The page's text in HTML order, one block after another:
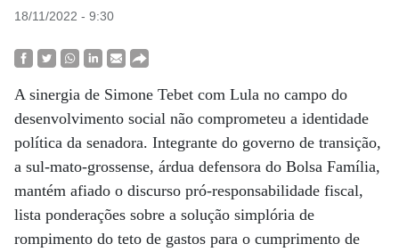
18/11/2022 - 9:30
A sinergia de Simone Tebet com Lula no campo do
desenvolvimento social não comprometeu a identidade
política da senadora. Integrante do governo de transição,
a sul-mato-grossense, árdua defensora do Bolsa Família,
mantém afiado o discurso pró-responsabilidade fiscal,
lista ponderações sobre a solução simplória de
rompimento do teto de gastos para o cumprimento de